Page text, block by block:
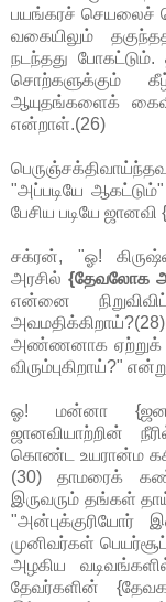
பயங்கரச் செயலைச்
வகையிலும்
நடந்தது
சொற்களுக்கும்
ஆயுதங்களைக்
என்றாள்.(26)
"அப்படியே
பேசிய படியே
சக்ரன், "ஓ!
அரசில் {தேவலோக
என்னை
அண்ணனாக ஏற்றுக்
விரும்புகிறாய்?"
ஓ! மன்னா
ஜானவியாற்றின்
கொண்ட உயரான்ம
(30) தாமரைக்
இருவரும் தங்கள்
முனிவர்கள்
அழகிய
தேவர்களின்